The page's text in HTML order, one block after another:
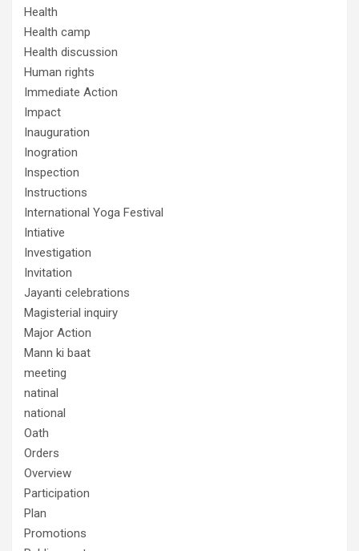
Health
Health camp
Health discussion
Human rights
Immediate Action
Impact
Inauguration
Inogration
Inspection
Instructions
International Yoga Festival
Intiative
Investigation
Invitation
Jayanti celebrations
Magisterial inquiry
Major Action
Mann ki baat
meeting
natinal
national
Oath
Orders
Overview
Participation
Plan
Promotions